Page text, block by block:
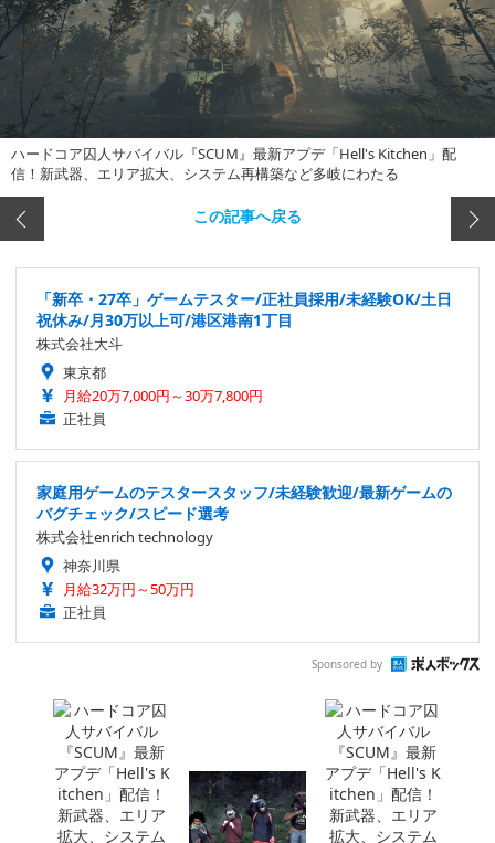
ハードコア囚人サバイバル『SCUM』最新アプデ「Hell's Kitchen」配
信！新武器、エリア拡大、システム再構築など多岐にわたる
この記事へ戻る
「新卒・27卒」ゲームテスター/正社員採用/未経験OK/土日
祝休み/月30万以上可/港区港南1丁目
株式会社大斗
東京都
月給20万7,000円～30万7,800円
正社員
家庭用ゲームのテスタースタッフ/未経験歓迎/最新ゲームの
バグチェック/スピード選考
株式会社enrich technology
神奈川県
月給32万円～50万円
正社員
Sponsored by